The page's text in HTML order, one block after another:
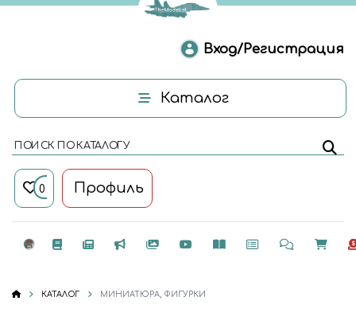
Вход/Регистрация
Каталог
ПОИСК ПО КАТАЛОГУ
0 Профиль
КАТАЛОГ МИНИАТЮРА, ФИГУРКИ